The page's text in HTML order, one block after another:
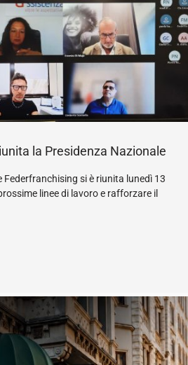
la Presidenza Nazionale
Federfranchising si è riunita lunedì 13
linee di lavoro e rafforzare il